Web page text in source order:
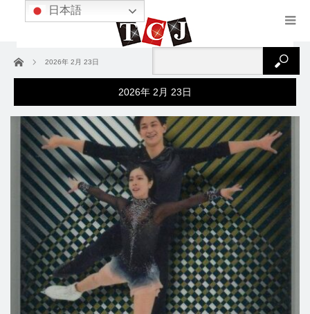
ホーム 2026年 2月 23日
2026年 2月 23日
日本語